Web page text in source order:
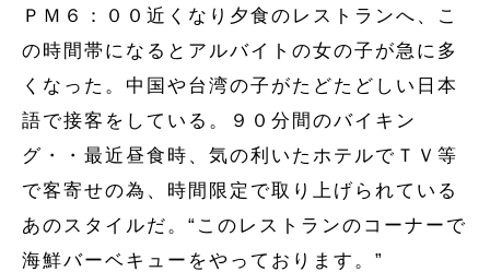
ＰＭ６：００近くなり夕食のレストランへ、こ
の時間帯になるとアルバイトの女の子が急に多
くなった。中国や台湾の子がたどたどしい日本
語で接客をしている。９０分間のバイキン
グ・・最近昼食時、気の利いたホテルでＴＶ等
で客寄せの為、時間限定で取り上げられている
あのスタイルだ。“このレストランのコーナーで
海鮮バーベキューをやっております。”